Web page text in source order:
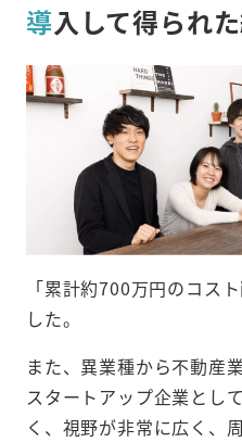
導入して得られ
「累計約700万円のコス
した。
また、異業種から不動産
スタートアップ企業とし
く、視野が非常に広く、